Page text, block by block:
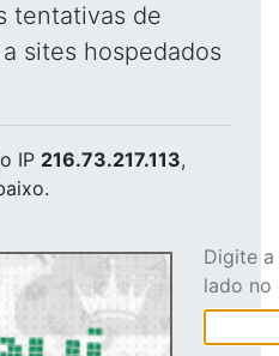
tentativas de
sites hospedados
IP 216.73.217.113,
Digite
lado no